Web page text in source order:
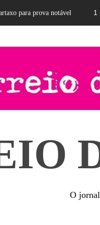
prova notável 1 mês
O